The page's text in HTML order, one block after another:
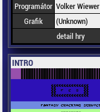
Programátor Volker Wiewer
Grafik
(Unknown)
detail hry
INTRO